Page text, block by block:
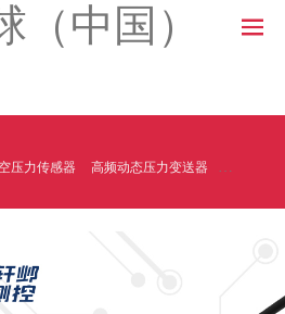
（中国）
压力传感器 高频动态压力变送器 温压一体